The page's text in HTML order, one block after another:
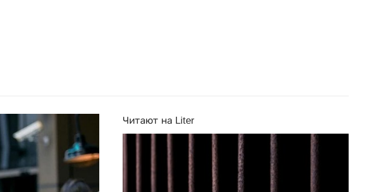
Читают на Liter